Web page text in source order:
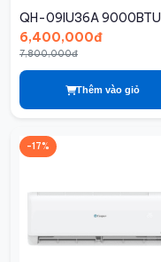
QH-09IU36A9000BTU
6,400,000đ
7,800,000đ
Thêm vào giỏ
-17%